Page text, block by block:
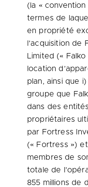
(la «
termes de
en propriété
l’acquisition de
Limited («
location
plan, ainsi que
groupe que
dans des
propriétaires
par Fortress
(« Fortress »)
membres de
totale de
855 millions de